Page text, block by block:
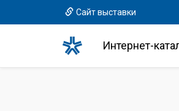
Сайт выставки
Интернет-